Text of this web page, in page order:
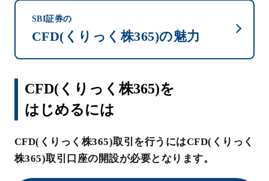
SBI証券の
CFD(くりっく株365)の魅力
CFD(くりっく株365)を
はじめるには
CFD(くりっく株365)取引を行うにはCFD(くりっく
株365)取引口座の開設が必要となります。